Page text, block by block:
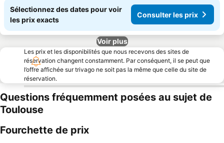
Sélectionnez des dates pour voir
les prix exacts
Consulter les prix
Voir plus
Les prix et les disponibilités que nous recevons des sites de
réservation changent constamment. Par conséquent, il se peut que
l’offre affichée sur trivago ne soit pas la même que celle du site de
réservation.
Questions fréquemment posées au sujet de
Toulouse
Fourchette de prix